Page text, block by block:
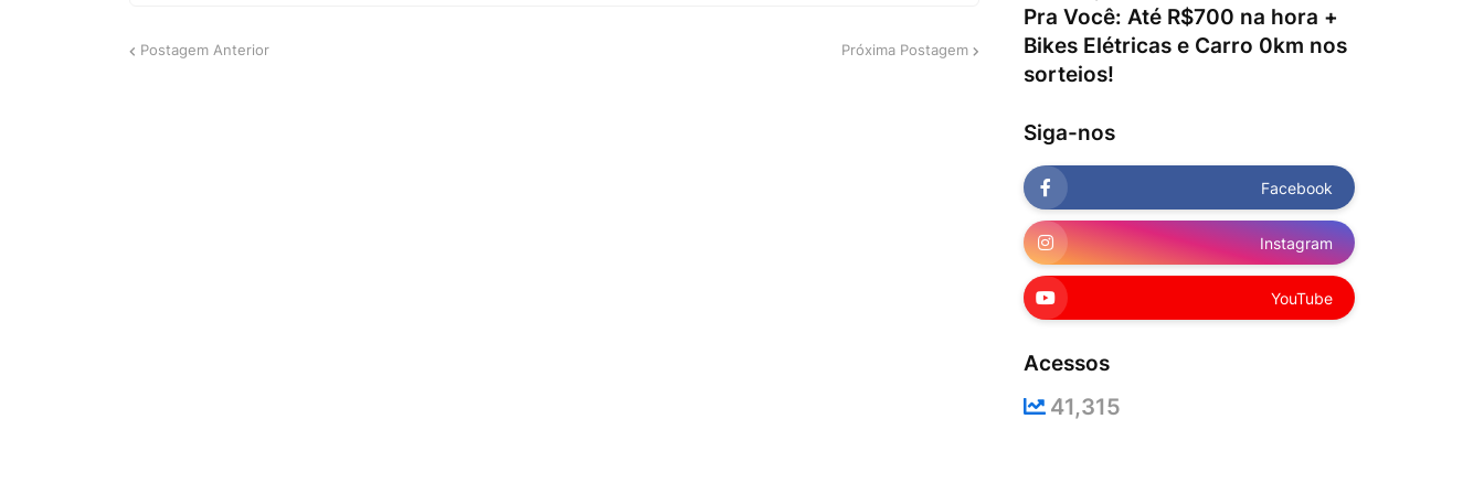
Postagem Anterior Próxima Postagem
Pra Você: Até R$700 na hora +
Bikes Elétricas e Carro 0km nos
sorteios!
Siga-nos
Facebook
Instagram
YouTube
Acessos
41,315